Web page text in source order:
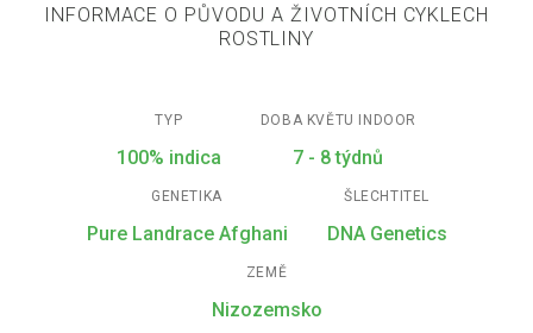
INFORMACE O PŮVODU A ŽIVOTNÍCH CYKLECH
ROSTLINY
TYP
100% indica
DOBA KVĚTU INDOOR
7 - 8 týdnů
GENETIKA
Pure Landrace Afghani
ŠLECHTITEL
DNA Genetics
ZEMĚ
Nizozemsko